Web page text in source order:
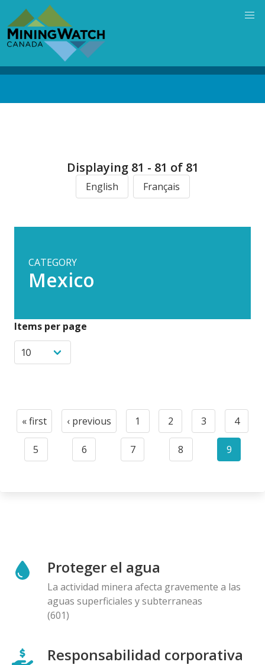
main
content
Displaying 81 - 81 of 81
English Français
CATEGORY
Mexico
Items per page
Paginación
First
page
« first
Previous
page
‹ previous
Page
1
Page
2
Page
3
Page
4
Page
5
Page
6
Page
7
Page
8
Current
9
Proteger el agua
La actividad minera afecta gravemente a las
aguas superficiales y subterraneas
(601)
Responsabilidad corporativa